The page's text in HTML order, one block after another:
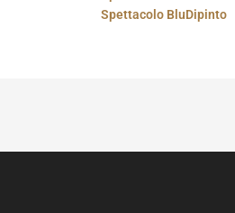
Spettacolo BluDipinto